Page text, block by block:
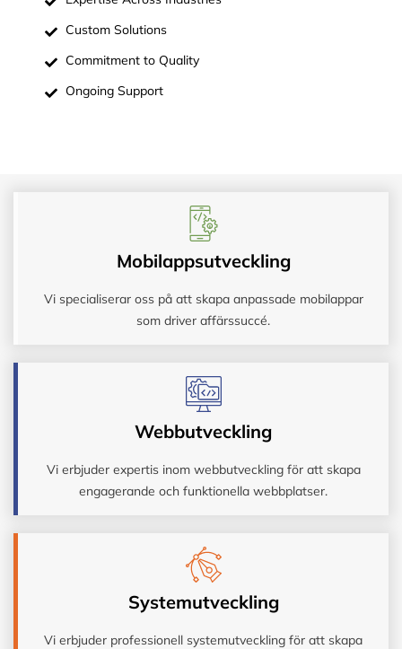
Custom Solutions
Commitment to Quality
Ongoing Support
Mobilappsutveckling
Vi specialiserar oss på att skapa anpassade mobilappar
som driver affärssuccé.
Webbutveckling
Vi erbjuder expertis inom webbutveckling för att skapa
engagerande och funktionella webbplatser.
Systemutveckling
Vi erbjuder professionell systemutveckling för att skapa